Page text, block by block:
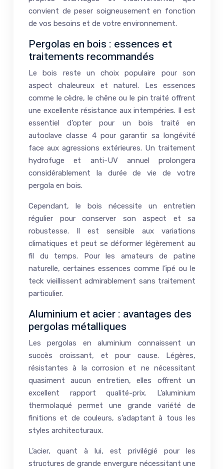
convient de peser soigneusement en fonction
de vos besoins et de votre environnement.
Pergolas en bois : essences et
traitements recommandés
Le bois reste un choix populaire pour son
aspect chaleureux et naturel. Les essences
comme le cèdre, le chêne ou le pin traité offrent
une excellente résistance aux intempéries. Il est
essentiel d’opter pour un bois traité en
autoclave classe 4 pour garantir sa longévité
face aux agressions extérieures. Un traitement
hydrofuge et anti-UV annuel prolongera
considérablement la durée de vie de votre
pergola en bois.
Cependant, le bois nécessite un entretien
régulier pour conserver son aspect et sa
robustesse. Il est sensible aux variations
climatiques et peut se déformer légèrement au
fil du temps. Pour les amateurs de patine
naturelle, certaines essences comme l’ipé ou le
teck vieillissent admirablement sans traitement
particulier.
Aluminium et acier : avantages des
pergolas métalliques
Les pergolas en aluminium connaissent un
succès croissant, et pour cause. Légères,
résistantes à la corrosion et ne nécessitant
quasiment aucun entretien, elles offrent un
excellent rapport qualité-prix. L’aluminium
thermolaqué permet une grande variété de
finitions et de couleurs, s’adaptant à tous les
styles architecturaux.
L’acier, quant à lui, est privilégié pour les
structures de grande envergure nécessitant une